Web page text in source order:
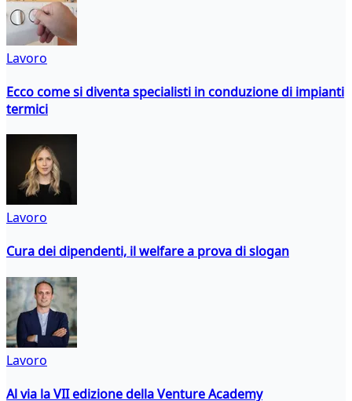
Lavoro
Ecco come si diventa specialisti in conduzione di impianti
termici
Lavoro
Cura dei dipendenti, il welfare a prova di slogan
Lavoro
Al via la VII edizione della Venture Academy